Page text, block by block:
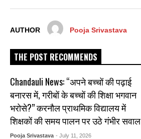
AUTHOR Pooja Srivastava
THE POST RECOMMENDS
Chandauli News: “अपने बच्चों की पढ़ाई
बनारस में, गरीबों के बच्चों की शिक्षा भगवान
भरोसे?” करनौल प्राथमिक विद्यालय में
शिक्षकों की समय पालन पर उठे गंभीर सवाल
Pooja Srivastava - July 11, 2026